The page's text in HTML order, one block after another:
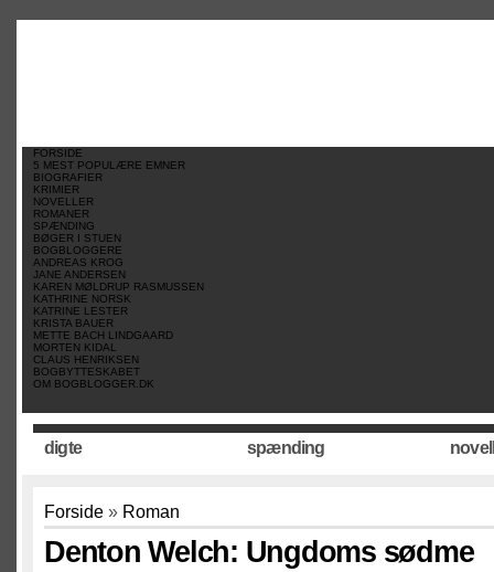
FORSIDE
5 MEST POPULÆRE EMNER
BIOGRAFIER
KRIMIER
NOVELLER
ROMANER
SPÆNDING
BØGER I STUEN
BOGBLOGGERE
ANDREAS KROG
JANE ANDERSEN
KAREN MØLDRUP RASMUSSEN
KATHRINE NORSK
KATRINE LESTER
KRISTA BAUER
METTE BACH LINDGAARD
MORTEN KIDAL
CLAUS HENRIKSEN
BOGBYTTESKABET
OM BOGBLOGGER.DK
digte spænding
Forside » Roman
Denton Welch: Ungdoms sødme